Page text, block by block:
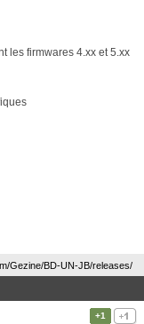
les firmwares 4.xx et 5.xx
Gezine/BD-UN-JB/releases/
+1